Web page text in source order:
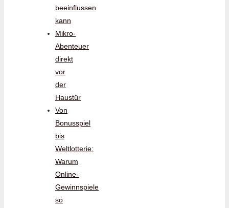
beeinflussen
kann
Mikro-
Abenteuer
direkt
vor
der
Haustür
Von
Bonusspiel
bis
Weltlotterie:
Warum
Online-
Gewinnspiele
so